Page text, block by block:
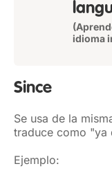
idioma
Since
Se usa de la
traduce como "ya
Ejemplo: